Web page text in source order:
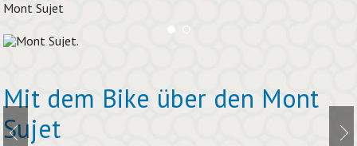
Mont Sujet
Mit dem Bike über den Mont
Sujet